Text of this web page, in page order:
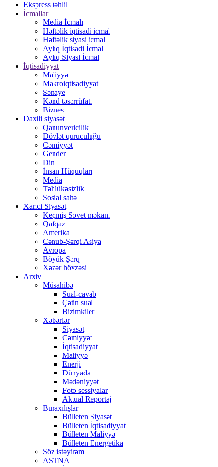
Ekspress təhlil
İcmallar
Media İcmalı
Həftəlik iqtisadi icmal
Həftəlik siyasi icmal
Aylıq İqtisadi İcmal
Aylıq Siyasi İcmal
İqtisadiyyat
Maliyyə
Makroiqtisadiyyat
Sənaye
Kənd təsərrüfatı
Biznes
Daxili siyasət
Qanunvericilik
Dövlət quruculuğu
Cəmiyyət
Gender
Din
İnsan Hüquqları
Media
Təhlükəsizlik
Sosial sahə
Xarici Siyasət
Keçmiş Sovet məkanı
Qafqaz
Amerika
Cənub-Şərqi Asiya
Avropa
Böyük Şərq
Xəzər hövzəsi
Arxiv
Müsahibə
Sual-cavab
Çətin sual
Bizimkiler
Xəbərlər
Siyasət
Cəmiyyət
İqtisadiyyat
Maliyyə
Enerji
Dünyada
Mədəniyyət
Foto sessiyalar
Aktual Reportaj
Buraxılışlar
Bülleten Siyasət
Bülleten İqtisadiyyat
Bülleten Maliyyə
Bülleten Energetika
Söz istəyirəm
ASTNA